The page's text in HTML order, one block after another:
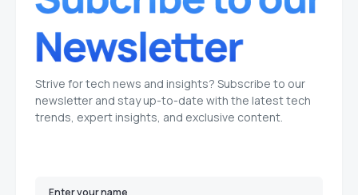
Strive for tech news and insights? Subscribe to our
newsletter and stay up-to-date with the latest tech
trends, expert insights, and exclusive content.